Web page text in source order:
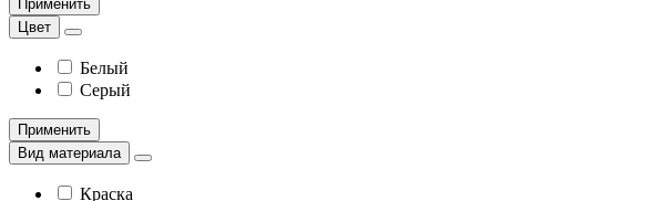
Применить
Цвет
Белый
Серый
Применить
Вид материала
Краска